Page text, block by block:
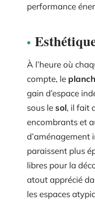
performance
À l’heure où
compte, le
gain d’espace
sous lesol, il fait
encombrants et
d’aménagement
paraissent plus
libres pour la
atout apprécié
les espaces